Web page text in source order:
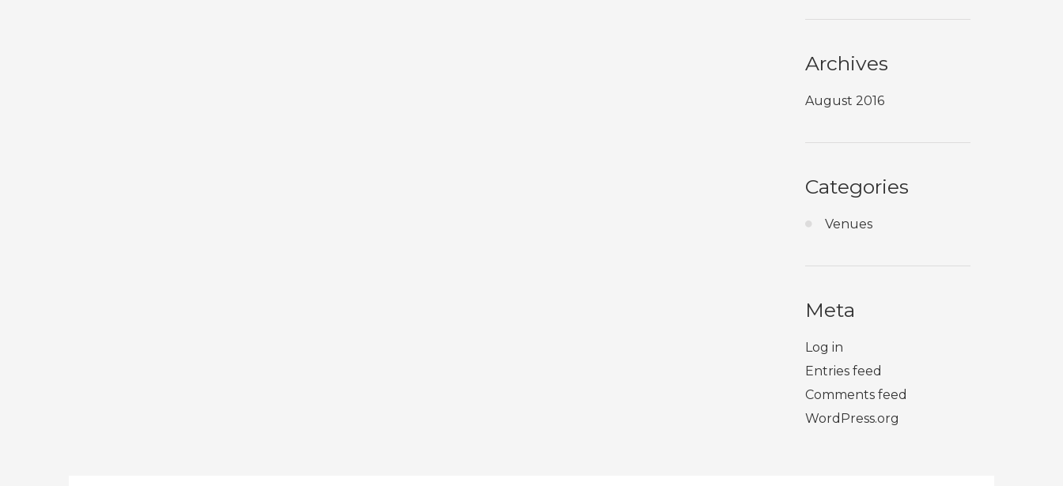
Archives
August 2016
Categories
Venues
Meta
Log in
Entries feed
Comments feed
WordPress.org